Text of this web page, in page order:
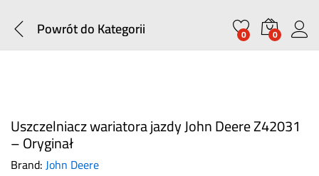
Powrót doKategorii 0 0
Uszczelniacz wariatora jazdy John Deere Z42031
– Oryginał
Brand:John Deere